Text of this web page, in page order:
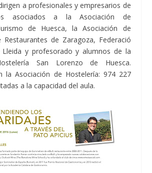
a profesionales y empresarios de
asociados a la Asociación de
de Huesca, la Asociación de
Restaurantes de Zaragoza, Federació
Lleida y profesorado y alumnos de la
San Lorenzo de Huesca.
la Asociación de Hostelería: 974 227
a la capacidad del aula.